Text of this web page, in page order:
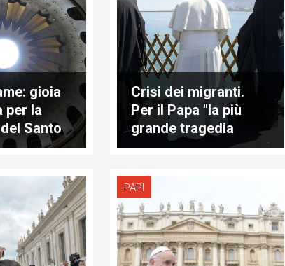
gioia
per la
Santo
Crisi dei migranti.
Per il Papa "la più
grande tragedia
dopo la seconda
PAPI